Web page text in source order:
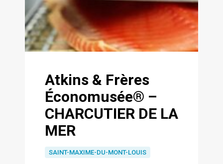
Atkins & Frères
Économusée® –
CHARCUTIER DE LA
MER
SAINT-MAXIME-DU-MONT-LOUIS